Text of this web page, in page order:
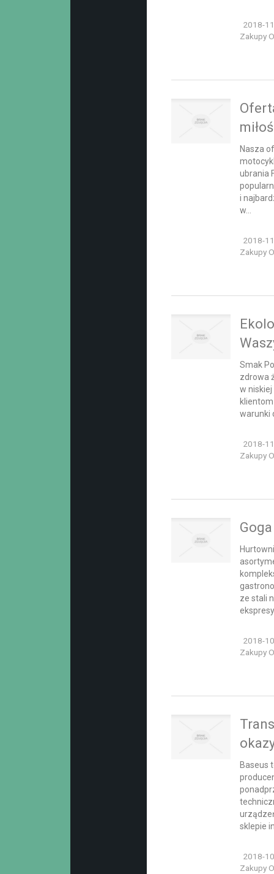
2018-
Zakupy
Nasza
ubrania
i
w...
2018-
Zakupy
Smak
zdrowa
w
warunki
2018-
Zakupy
ze stali
2018-
Zakupy
Baseus
sklepie
2018-
Zakupy